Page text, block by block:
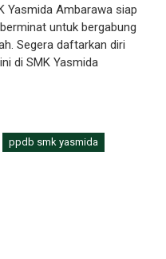
Yasmida Ambarawa siap
untuk bergabung
Segera daftarkan diri
di SMK Yasmida
ppdb smk yasmida